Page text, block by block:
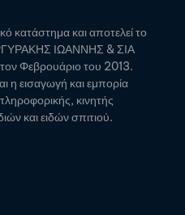
κατάστημα και αποτελεί το
ΙΩΑΝΝΗΣ & ΣΙΑ
Φεβρουάριο του 2013.
η εισαγωγή και εμπορία
κινητής
και ειδών σπιτιού.